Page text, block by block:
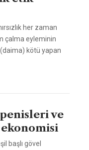
her zaman
çalma eyleminin
kötü yapan
ve
başlı gövel